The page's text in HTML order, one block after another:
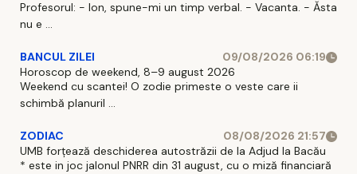
Profesorul: - Ion, spune-mi un timp verbal. - Vacanta. - Ăsta
nu e ...
BANCUL ZILEI
09/08/2026 06:19
Horoscop de weekend, 8–9 august 2026
Weekend cu scantei! O zodie primeste o veste care ii
schimbă planuril ...
ZODIAC
08/08/2026 21:57
UMB forțează deschiderea autostrăzii de la Adjud la Bacău
* este in joc jalonul PNRR din 31 august, cu o miză financiară